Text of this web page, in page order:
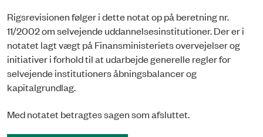
Rigsrevisionen følger i dette notat op på beretning nr.
11/2002 om selvejende uddannelsesinstitutioner. Der er i
notatet lagt vægt på Finansministeriets overvejelser og
initiativer i forhold til at udarbejde generelle regler for
selvejende institutioners åbningsbalancer og
kapitalgrundlag.
Med notatet betragtes sagen som afsluttet.